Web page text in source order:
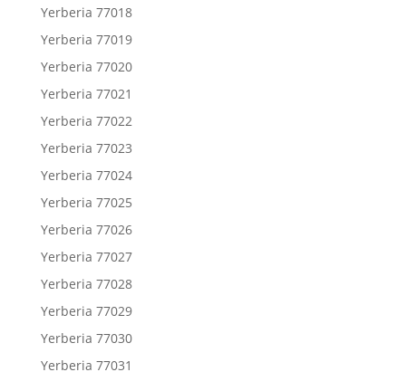
Yerberia 77018
Yerberia 77019
Yerberia 77020
Yerberia 77021
Yerberia 77022
Yerberia 77023
Yerberia 77024
Yerberia 77025
Yerberia 77026
Yerberia 77027
Yerberia 77028
Yerberia 77029
Yerberia 77030
Yerberia 77031